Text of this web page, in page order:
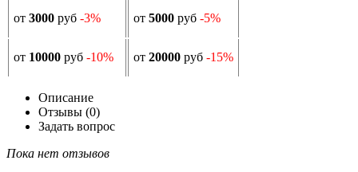
от 3000 руб -3% от 5000 руб -5%
от 10000 руб -10% от 20000 руб -15%
Описание
Отзывы (0)
Задать вопрос
Пока нет отзывов